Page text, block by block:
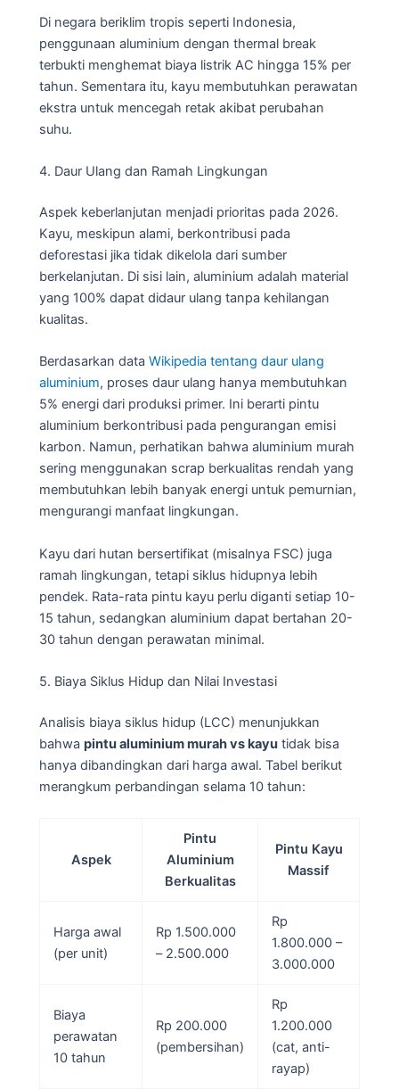
Di negara beriklim tropis seperti Indonesia,
penggunaan aluminium dengan thermal break
terbukti menghemat biaya listrik AC hingga 15% per
tahun. Sementara itu, kayu membutuhkan perawatan
ekstra untuk mencegah retak akibat perubahan
suhu.
4. Daur Ulang dan Ramah Lingkungan
Aspek keberlanjutan menjadi prioritas pada 2026.
Kayu, meskipun alami, berkontribusi pada
deforestasi jika tidak dikelola dari sumber
berkelanjutan. Di sisi lain, aluminium adalah material
yang 100% dapat didaur ulang tanpa kehilangan
kualitas.
Berdasarkan data Wikipedia tentang daur ulang
aluminium, proses daur ulang hanya membutuhkan
5% energi dari produksi primer. Ini berarti pintu
aluminium berkontribusi pada pengurangan emisi
karbon. Namun, perhatikan bahwa aluminium murah
sering menggunakan scrap berkualitas rendah yang
membutuhkan lebih banyak energi untuk pemurnian,
mengurangi manfaat lingkungan.
Kayu dari hutan bersertifikat (misalnya FSC) juga
ramah lingkungan, tetapi siklus hidupnya lebih
pendek. Rata-rata pintu kayu perlu diganti setiap 10-
15 tahun, sedangkan aluminium dapat bertahan 20-
30 tahun dengan perawatan minimal.
5. Biaya Siklus Hidup dan Nilai Investasi
Analisis biaya siklus hidup (LCC) menunjukkan
bahwa pintu aluminium murah vs kayu tidak bisa
hanya dibandingkan dari harga awal. Tabel berikut
merangkum perbandingan selama 10 tahun:
Aspek
Pintu
Aluminium
Berkualitas
Pintu Kayu
Massif
Harga awal
(per unit)
Rp 1.500.000
– 2.500.000
Rp
1.800.000 –
3.000.000
Biaya
perawatan
10 tahun
Rp 200.000
(pembersihan)
Rp
1.200.000
(cat, anti-
rayap)